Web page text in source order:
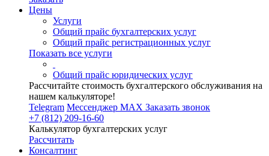
Цены
Услуги
Общий прайс бухгалтерских услуг
Общий прайс регистрационных услуг
Показать все услуги
Общий прайс юридических услуг
Рассчитайте стоимость бухгалтерского обслуживания на
нашем калькуляторе!
Telegram Мессенджер MAX Заказать звонок
+7 (812) 209-16-60
Калькулятор бухгалтерских услуг
Рассчитать
Консалтинг